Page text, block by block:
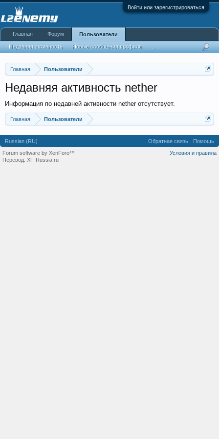
Войти или зарегистрироваться
Главная Пользователи
Недавняя активность nether
Информация по недавней активности nether отсутствует.
Главная Пользователи
Главная Форум Пользователи
Недавняя активность Новые сообщения профиля
Russian (RU) Обратная связь
Помощь
Условия и правила
Forum software by XenForo™
Перевод: XF-Russia.ru